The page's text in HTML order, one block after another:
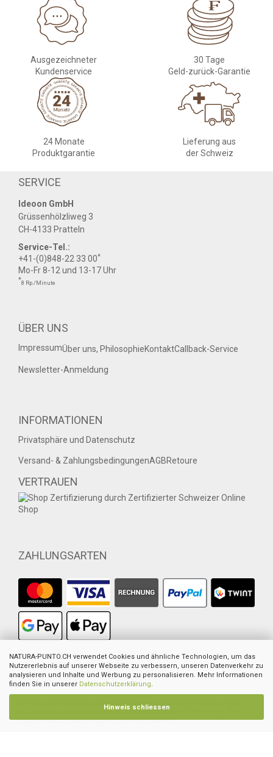
NATURA-PUNTO.CH verwendet Cookies und ähnliche Technologien, um das
Nutzererlebnis auf unserer Webseite zu verbessern, unseren Datenverkehr zu
analysieren und Inhalte und Werbung zu personalisieren. Mehr Informationen
finden Sie in unserer Datenschutzerklärung.
Hinweis schliessen
Ausgezeichneter
Kundenservice
30 Tage
Geld-zurück-Garantie
24 Monate
Produktgarantie
Lieferung aus
der Schweiz
SERVICE
Ideoon GmbH
Grüssenhölzliweg 3
CH-4133 Pratteln
Service-Tel.:
+41-(0)848-22 33 00*
Mo-Fr 8-12 und 13-17 Uhr
*8 Rp./Minute
ÜBER UNS
ImpressumÜber uns, PhilosophieKontaktCallback-Service
Newsletter-Anmeldung
INFORMATIONEN
Privatsphäre und Datenschutz
Versand- & ZahlungsbedingungenAGBRetoure
VERTRAUEN
ZAHLUNGSARTEN
1Ehemaliger empfohlener VK des europ. Lieferanten
2Ehemaliger Preis von Natura-Punto
Summe der Einzelpreise
4 UVP des Herstellers
Nicht alle Abbildungen im Online-Shop stellen das angebotene Produkt zwingend
dar. Sie dienen zur Visualisierung der Beschreibung oder als Orientierung. Dies gilt
hauptsächlich für Abbildungen mit mehreren Produkten.